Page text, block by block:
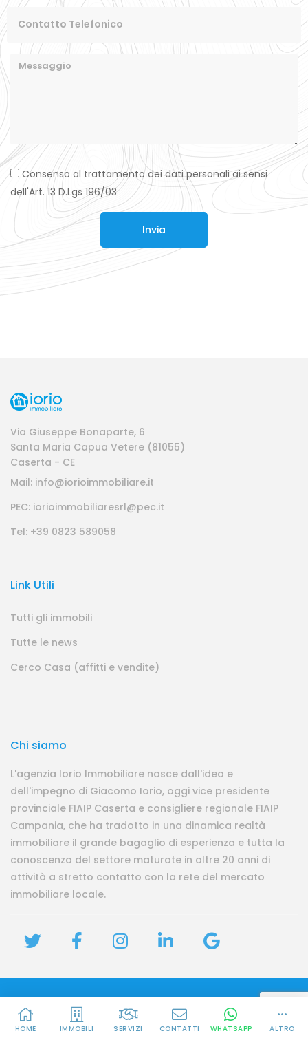
HOME IMMOBILI SERVIZI CONTATTI WHATSAPP ALTRO
Consenso al trattamento dei dati personali ai sensi
dell'Art. 13 D.Lgs 196/03
Invia
Via Giuseppe Bonaparte, 6
Santa Maria Capua Vetere (81055)
Caserta - CE
Mail: info@iorioimmobiliare.it
PEC: iorioimmobiliaresrl@pec.it
Tel: +39 0823 589058
Link Utili
Tutti gli immobili
Tutte le news
Cerco Casa (affitti e vendite)
Chi siamo
L'agenzia Iorio Immobiliare nasce dall'idea e
dell'impegno di Giacomo Iorio, oggi vice presidente
provinciale FIAIP Caserta e consigliere regionale FIAIP
Campania, che ha tradotto in una dinamica realtà
immobiliare il grande bagaglio di esperienza e tutta la
conoscenza del settore maturate in oltre 20 anni di
attività a stretto contatto con la rete del mercato
immobiliare locale.
Iorio Immobiliare | P.IVA 04026300618 | REA CE-292574